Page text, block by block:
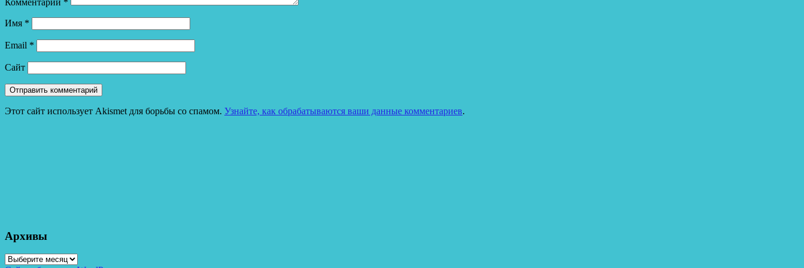
Комментарий *
Имя *
Email *
Сайт
Этот сайт использует Akismet для борьбы со спамом. Узнайте, как обрабатываются ваши данные комментариев.
Архивы
Архивы